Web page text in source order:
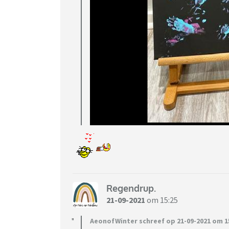
Regendrup.
21-09-2021 om 15:25
AeonofWinter schreef op 21-09-2021 om